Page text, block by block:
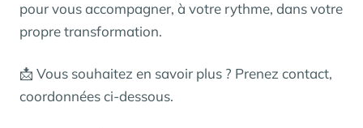
pour vous accompagner, à votre rythme, dans votre
propre transformation.
📩 Vous souhaitez en savoir plus ? Prenez contact,
coordonnées ci-dessous.